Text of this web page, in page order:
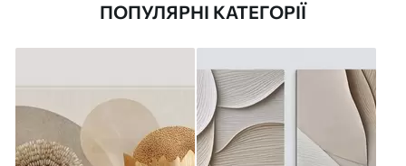
ПОПУЛЯРНІ КАТЕГОРІЇ